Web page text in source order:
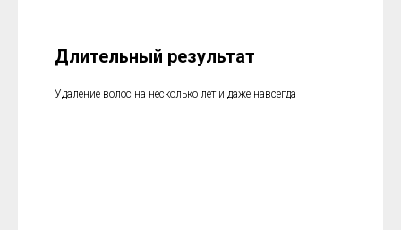
Длительный результат
Удаление волос на несколько лет и даже навсегда